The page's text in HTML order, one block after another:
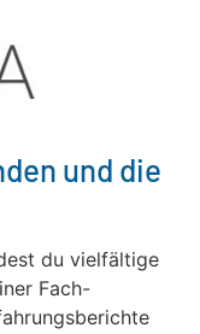
und die
du vielfältige
Fach-